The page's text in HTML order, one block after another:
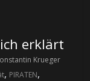
erklärt
Krueger
, PIRATEN,